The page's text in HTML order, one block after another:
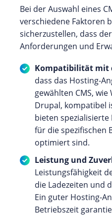
Bei der Auswahl eines
verschiedene Faktoren
sicherzustellen, dass
Anforderungen und
Kompatibilität mit
dass das Hosting-
gewählten CMS,
Drupal, kompatibel
bieten
für die spezifischen
optimiert sind.
Leistung und
Leistungsfähigkeit
die Ladezeiten und
Ein guter Hosting-
Betriebszeit